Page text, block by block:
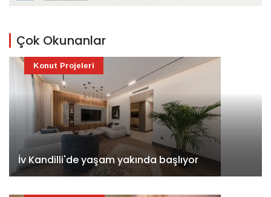
Çok Okunanlar
İv Kandilli'de yaşam yakında başlıyor
Konut Projeleri